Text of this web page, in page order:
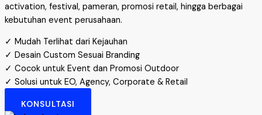
activation, festival, pameran, promosi retail, hingga berbagai
kebutuhan event perusahaan.
✓ Mudah Terlihat dari Kejauhan
✓ Desain Custom Sesuai Branding
✓ Cocok untuk Event dan Promosi Outdoor
✓ Solusi untuk EO, Agency, Corporate & Retail
KONSULTASI